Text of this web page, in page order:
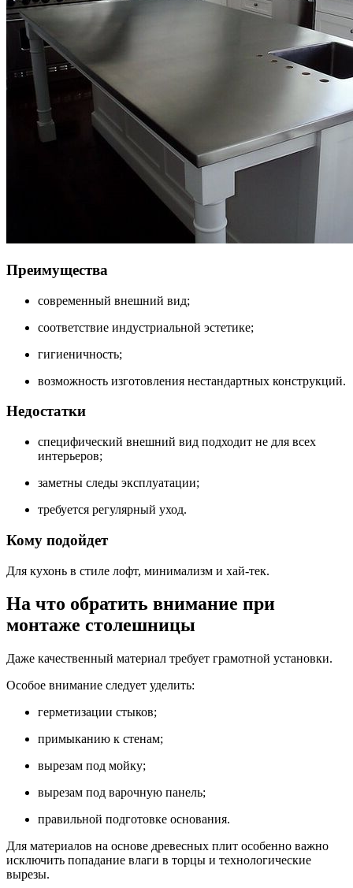
Преимущества
современный внешний вид;
соответствие индустриальной эстетике;
гигиеничность;
возможность изготовления нестандартных конструкций.
Недостатки
специфический внешний вид подходит не для всех
интерьеров;
заметны следы эксплуатации;
требуется регулярный уход.
Кому подойдет
Для кухонь в стиле лофт, минимализм и хай-тек.
На что обратить внимание при
монтаже столешницы
Даже качественный материал требует грамотной установки.
Особое внимание следует уделить:
герметизации стыков;
примыканию к стенам;
вырезам под мойку;
вырезам под варочную панель;
правильной подготовке основания.
Для материалов на основе древесных плит особенно важно
исключить попадание влаги в торцы и технологические
вырезы.